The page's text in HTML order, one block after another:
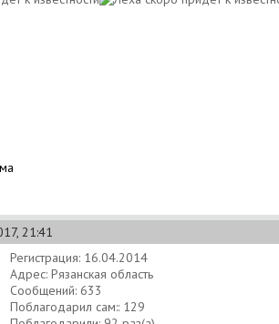
21:41
Регистрация: 16.04.2014
Адрес: Рязанская область
Сообщений: 633
Поблагодарил сам:: 129